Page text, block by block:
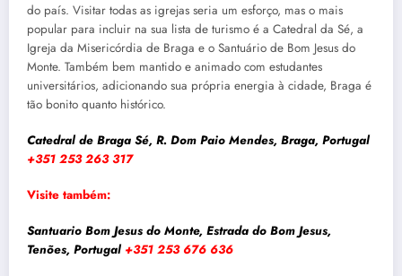
do país. Visitar todas as igrejas seria um esforço, mas o mais
popular para incluir na sua lista de turismo é a Catedral da Sé, a
Igreja da Misericórdia de Braga e o Santuário de Bom Jesus do
Monte. Também bem mantido e animado com estudantes
universitários, adicionando sua própria energia à cidade, Braga é
tão bonito quanto histórico.
Catedral de Braga Sé, R. Dom Paio Mendes, Braga, Portugal
+351 253 263 317
Visite também:
Santuario Bom Jesus do Monte, Estrada do Bom Jesus,
Tenões, Portugal +351 253 676 636